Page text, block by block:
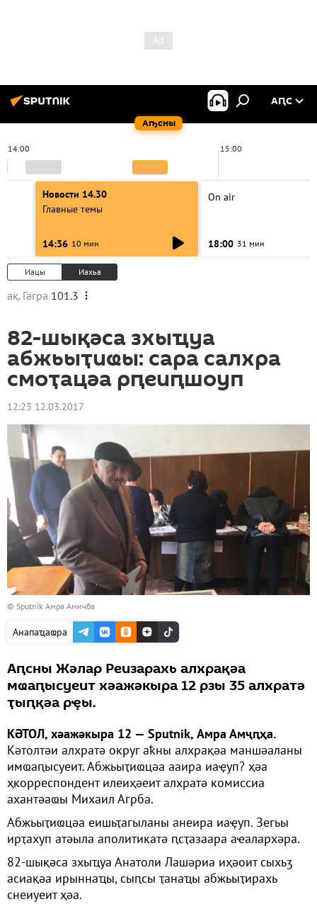
Аҧсны
АԤС
14:00 15:00
Новости 14.30
Главные темы
14:36 10 мин
On air
18:00 31 мин
Иацы Иахьа
ақ. Гагра 101.3
82-шықәса зхыҵуа
абжьыҭиҩы: сара салхра
смоҭацәа рԥеиԥшоуп
12:23 12.03.2017
© Sputnik Амра Амичба
Анапаҵаҩра
Аԥсны Жәлар Реизарахь алхрақәа
мҩаԥысуеит хәажәкыра 12 рзы 35 алхратә
ҭыԥқәа рҿы.
КӘТОЛ, хәажәкыра 12 — Sputnik, Амра Амҷԥҳа.
Кәтолтәи алхратә округ аҟны алхрақәа маншәаланы
имҩаԥысуеит. Абжьыҭиҩцәа ааира иаҿуп? ҳәа
ҳкорреспондент илеиҳәеит алхратә комиссиа
ахантәаҩы Михаил Агрба.
Абжьыҭиҩцәа еишьҭагыланы анеира иаҿуп. Зегьы
ирҭахуп атәыла аполитикатә ԥсҭазаара аҽалархәра.
82-шықәса зхыҵуа Анатоли Лашәриа иҳәоит сыхьӡ
асиақәа ирыннаҵы, сыԥсы ҭанаҵы абжьыҭирахь
снеиуеит ҳәа.